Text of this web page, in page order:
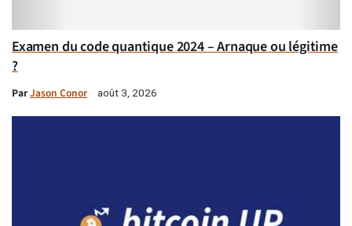
Examen du code quantique 2024 – Arnaque ou légitime
?
ParJason Conor août 3, 2026